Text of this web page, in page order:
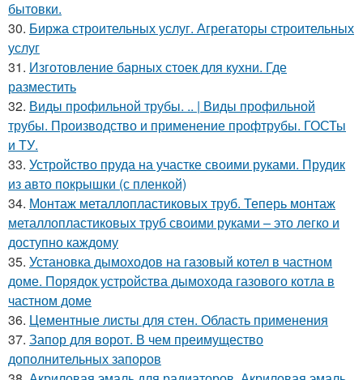
бытовки.
30. Биржа строительных услуг. Агрегаторы строительных
услуг
31. Изготовление барных стоек для кухни. Где
разместить
32. Виды профильной трубы. .. | Виды профильной
трубы. Производство и применение профтрубы. ГОСТы
и ТУ.
33. Устройство пруда на участке своими руками. Прудик
из авто покрышки (с пленкой)
34. Монтаж металлопластиковых труб. Теперь монтаж
металлопластиковых труб своими руками – это легко и
доступно каждому
35. Установка дымоходов на газовый котел в частном
доме. Порядок устройства дымохода газового котла в
частном доме
36. Цементные листы для стен. Область применения
37. Запор для ворот. В чем преимущество
дополнительных запоров